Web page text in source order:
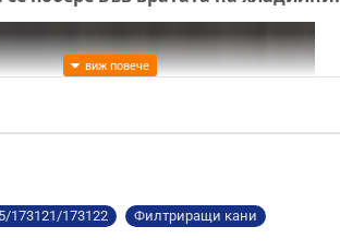
173121/173122 Филтриращи кани